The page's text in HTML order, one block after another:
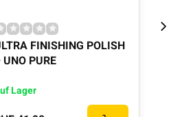
FINISHING POLISH
UNO PURE
Lager